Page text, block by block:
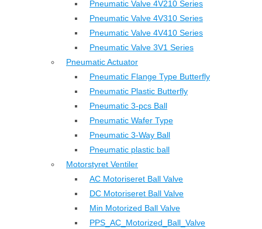
Pneumatic Valve 4V210 Series
Pneumatic Valve 4V310 Series
Pneumatic Valve 4V410 Series
Pneumatic Valve 3V1 Series
Pneumatic Actuator
Pneumatic Flange Type Butterfly
Pneumatic Plastic Butterfly
Pneumatic 3-pcs Ball
Pneumatic Wafer Type
Pneumatic 3-Way Ball
Pneumatic plastic ball
Motorstyret Ventiler
AC Motoriseret Ball Valve
DC Motoriseret Ball Valve
Min Motorized Ball Valve
PPS_AC_Motorized_Ball_Valve